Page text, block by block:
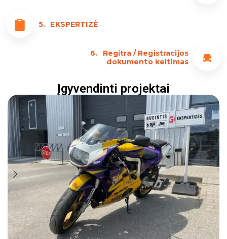
5. EKSPERTIZĖ
6.
Regitra / Registracijos
dokumento keitimas
Įgyvendinti projektai